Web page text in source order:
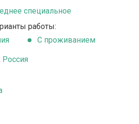
специальное
работы:
С проживанием
Россия